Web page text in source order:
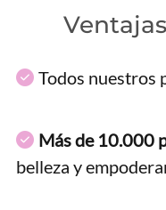
Todos nuestros
Más de 10.000
belleza y